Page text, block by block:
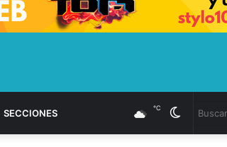
SECCIONES Cambiar
℃